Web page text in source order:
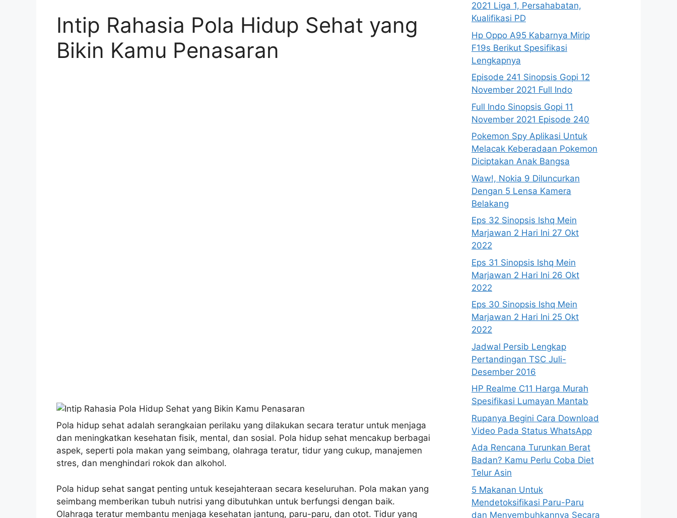
Intip Rahasia Pola Hidup Sehat yang
Bikin Kamu Penasaran
Pola hidup sehat adalah serangkaian perilaku yang dilakukan secara teratur untuk menjaga
dan meningkatkan kesehatan fisik, mental, dan sosial. Pola hidup sehat mencakup berbagai
aspek, seperti pola makan yang seimbang, olahraga teratur, tidur yang cukup, manajemen
stres, dan menghindari rokok dan alkohol.
Pola hidup sehat sangat penting untuk kesejahteraan secara keseluruhan. Pola makan yang
seimbang memberikan tubuh nutrisi yang dibutuhkan untuk berfungsi dengan baik.
Olahraga teratur membantu menjaga kesehatan jantung, paru-paru, dan otot. Tidur yang
2021 Liga 1, Persahabatan,
Kualifikasi PD
Hp Oppo A95 Kabarnya Mirip
F19s Berikut Spesifikasi
Lengkapnya
Episode 241 Sinopsis Gopi 12
November 2021 Full Indo
Full Indo Sinopsis Gopi 11
November 2021 Episode 240
Pokemon Spy Aplikasi Untuk
Melacak Keberadaan Pokemon
Diciptakan Anak Bangsa
Waw!, Nokia 9 Diluncurkan
Dengan 5 Lensa Kamera
Belakang
Eps 32 Sinopsis Ishq Mein
Marjawan 2 Hari Ini 27 Okt
2022
Eps 31 Sinopsis Ishq Mein
Marjawan 2 Hari Ini 26 Okt
2022
Eps 30 Sinopsis Ishq Mein
Marjawan 2 Hari Ini 25 Okt
2022
Jadwal Persib Lengkap
Pertandingan TSC Juli-
Desember 2016
HP Realme C11 Harga Murah
Spesifikasi Lumayan Mantab
Rupanya Begini Cara Download
Video Pada Status WhatsApp
Ada Rencana Turunkan Berat
Badan? Kamu Perlu Coba Diet
Telur Asin
5 Makanan Untuk
Mendetoksifikasi Paru-Paru
dan Menyembuhkannya Secara